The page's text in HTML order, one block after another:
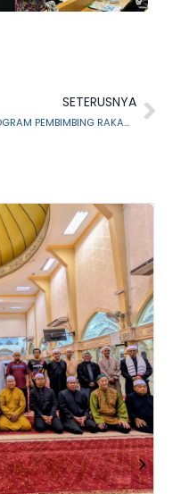
SETERUSNYA
PROGRAM PEMBIMBING RAKAN KOMUNITI AL-RIQAB ANJURAN BAHAGIAN PEMULIHAN AL RIQAB MAIS